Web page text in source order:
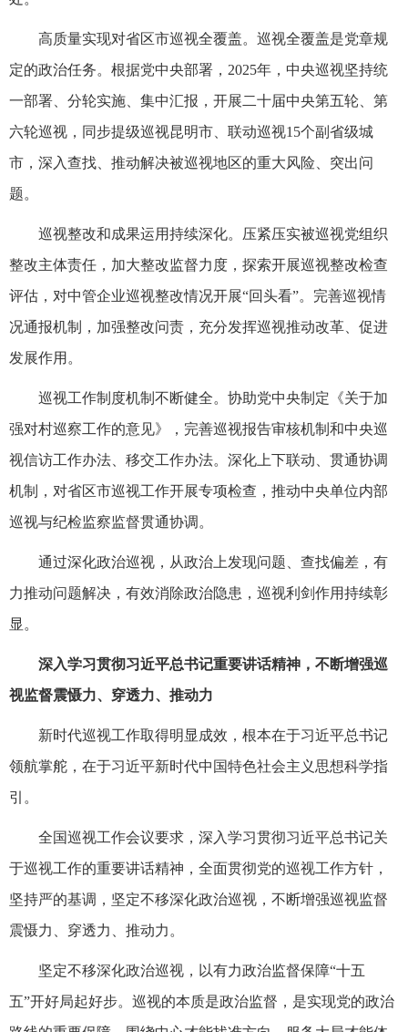
高质量实现对省区市巡视全覆盖。巡视全覆盖是党章规
定的政治任务。根据党中央部署，2025年，中央巡视坚持统
一部署、分轮实施、集中汇报，开展二十届中央第五轮、第
六轮巡视，同步提级巡视昆明市、联动巡视15个副省级城
市，深入查找、推动解决被巡视地区的重大风险、突出问
题。
巡视整改和成果运用持续深化。压紧压实被巡视党组织
整改主体责任，加大整改监督力度，探索开展巡视整改检查
评估，对中管企业巡视整改情况开展“回头看”。完善巡视情
况通报机制，加强整改问责，充分发挥巡视推动改革、促进
发展作用。
巡视工作制度机制不断健全。协助党中央制定《关于加
强对村巡察工作的意见》，完善巡视报告审核机制和中央巡
视信访工作办法、移交工作办法。深化上下联动、贯通协调
机制，对省区市巡视工作开展专项检查，推动中央单位内部
巡视与纪检监察监督贯通协调。
通过深化政治巡视，从政治上发现问题、查找偏差，有
力推动问题解决，有效消除政治隐患，巡视利剑作用持续彰
显。
深入学习贯彻习近平总书记重要讲话精神，不断增强巡
视监督震慑力、穿透力、推动力
新时代巡视工作取得明显成效，根本在于习近平总书记
领航掌舵，在于习近平新时代中国特色社会主义思想科学指
引。
全国巡视工作会议要求，深入学习贯彻习近平总书记关
于巡视工作的重要讲话精神，全面贯彻党的巡视工作方针，
坚持严的基调，坚定不移深化政治巡视，不断增强巡视监督
震慑力、穿透力、推动力。
坚定不移深化政治巡视，以有力政治监督保障“十五
五”开好局起好步。巡视的本质是政治监督，是实现党的政治